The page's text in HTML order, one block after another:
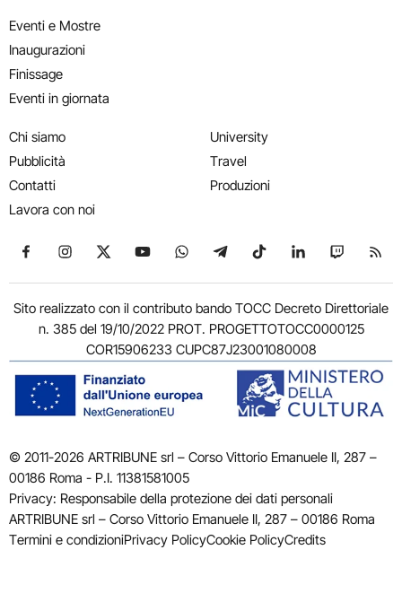
Eventi e Mostre
Inaugurazioni
Finissage
Eventi in giornata
Chi siamo
Pubblicità
Contatti
Lavora con noi
University
Travel
Produzioni
Seguici su Facebook
Seguici su Instagram
Seguici su X
Seguici su YouTube
Seguici su WhatsApp
Seguici su Telegram
Seguici su TikTok
Seguici su
Seguici
Sito realizzato con il contributo bando TOCC Decreto Direttoriale
n. 385 del 19/10/2022 PROT. PROGETTOTOCC0000125
COR15906233 CUPC87J23001080008
© 2011-2026 ARTRIBUNE srl – Corso Vittorio Emanuele II, 287 –
00186 Roma - P.I. 11381581005
Privacy: Responsabile della protezione dei dati personali
ARTRIBUNE srl – Corso Vittorio Emanuele II, 287 – 00186 Roma
Termini e condizioniPrivacy PolicyCookie PolicyCredits